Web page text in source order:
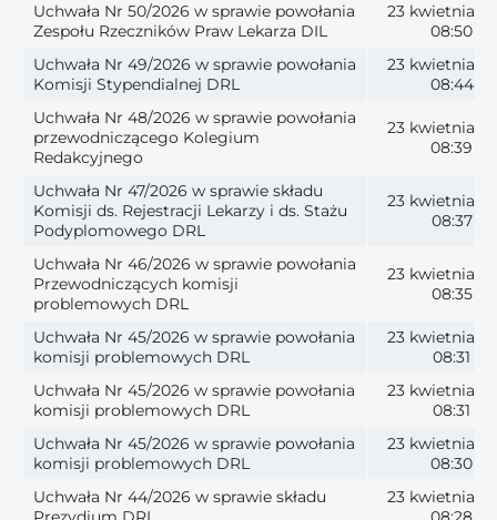
Uchwała Nr 50/2026 w sprawie powołania
Zespołu Rzeczników Praw Lekarza DIL
23 kwietnia
08:50
Uchwała Nr 49/2026 w sprawie powołania
Komisji Stypendialnej DRL
23 kwietnia
08:44
Uchwała Nr 48/2026 w sprawie powołania
przewodniczącego Kolegium
Redakcyjnego
23 kwietnia
08:39
Uchwała Nr 47/2026 w sprawie składu
Komisji ds. Rejestracji Lekarzy i ds. Stażu
Podyplomowego DRL
23 kwietnia
08:37
Uchwała Nr 46/2026 w sprawie powołania
Przewodniczących komisji
problemowych DRL
23 kwietnia
08:35
Uchwała Nr 45/2026 w sprawie powołania
komisji problemowych DRL
23 kwietnia
08:31
Uchwała Nr 45/2026 w sprawie powołania
komisji problemowych DRL
23 kwietnia
08:31
Uchwała Nr 45/2026 w sprawie powołania
komisji problemowych DRL
23 kwietnia
08:30
Uchwała Nr 44/2026 w sprawie składu
23 kwietnia